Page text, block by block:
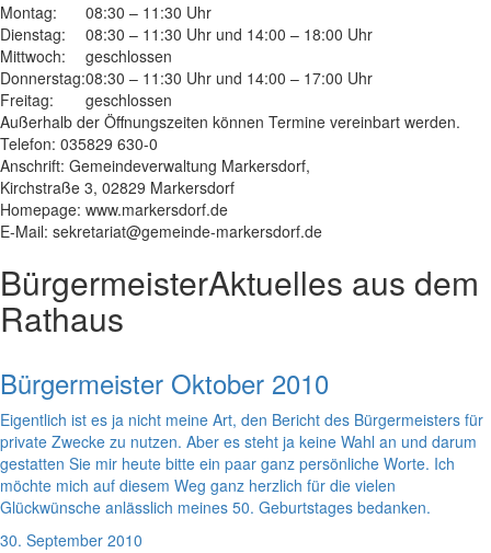
Montag:
08:30 – 11:30 Uhr
Dienstag:
08:30 – 11:30 Uhr und 14:00 – 18:00 Uhr
Mittwoch:
geschlossen
Donnerstag:08:30 – 11:30 Uhr und 14:00 – 17:00 Uhr
Freitag:
geschlossen
Außerhalb der Öffnungszeiten können Termine vereinbart werden.
Telefon: 035829 630-0
Anschrift: Gemeindeverwaltung Markersdorf,
Kirchstraße 3, 02829 Markersdorf
Homepage: www.markersdorf.de
E-Mail: sekretariat@gemeinde-markersdorf.de
BürgermeisterAktuelles aus dem
Rathaus
Bürgermeister Oktober 2010
Eigentlich ist es ja nicht meine Art, den Bericht des Bürgermeisters für
private Zwecke zu nutzen. Aber es steht ja keine Wahl an und darum
gestatten Sie mir heute bitte ein paar ganz persönliche Worte. Ich
möchte mich auf diesem Weg ganz herzlich für die vielen
Glückwünsche anlässlich meines 50. Geburtstages bedanken.
30. September 2010